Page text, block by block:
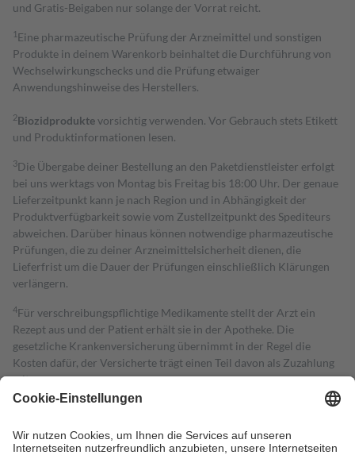
und Gratis-Beigaben nur solange der Vorrat reicht.
1 Eine pharmazeutische Prüfung der Arzneimittel und sonstigen
Produkte in deinem Warenkorb beinhaltet die Durchführung von
Wechselwirkungschecks und die Prüfung etwaiger
Anwendungshinweise des Herstellers.
2Biozidproduktevorsichtig verwenden. Vor Gebrauch stets Etikett
und Produktinformationen lesen.
3Die Übergabe deiner Bestellung an den Paketdienstleister erfolgt
bei uns werktags von Montag bis Freitag bis 18:00 Uhr. Der genaue
Lieferzeitpunkt kann je nach Region und in Abhängigkeit der
Produktverfügbarkeit sowie vom Zustellzeitpunkt des Spediteurs
abweichen. Darüber hinaus können notwendige pharmazeutische
Prüfungen, die zu deiner Arzneimittelsicherheit dienen, die
Lieferfrist um die Dauer der Prüfungen einschließlich Klärungen
verlängern.
4Für verschreibungspflichtige Medikamente stellt der Arzt ein
Rezept aus und der Patient erhält sie in der Apotheke. Die
gesetzliche Krankenversicherung übernimmt in der Regel die
Kosten dafür, der Versicherte trägt einen Teil davon als Zuzahlung
mit.
Grundsätzlich leisten Mitglieder Zuzahlungen in Höhe von zehn
höchstens zehn Euro.
Es sind jedoch nie mehr als die tatsächlichen
Kosten der Leistung zu entrichten.